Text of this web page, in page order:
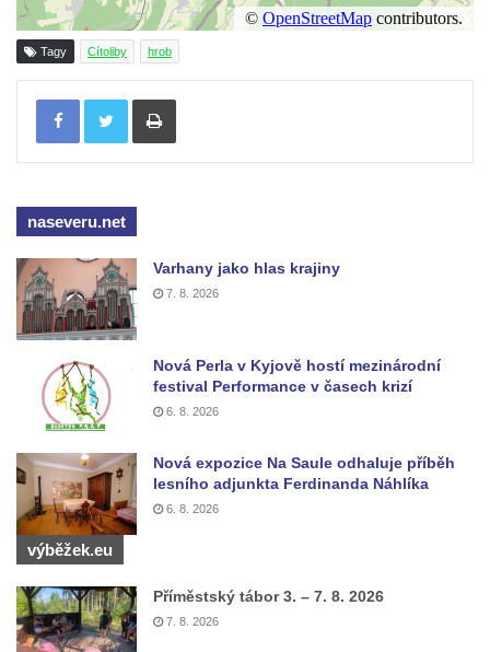
Hrob Aloise Podrábského na hřbitově v
Račicích
Pamětní deska Miroslava Švice na domě
čp. 43 v Lužci nad Vltavou
Pomník obětem 2. světové války v ulici 1.
máje v Lužci nad Vltavou
nad Vltavou
Hrob Vladislava Neumana v Hostíně u
Vojkovic
Pomník obětem válek před hřbitovem v
Kenotaf Václava Floriána na hřbitově v
Lužci nad Vltavou
Kenotaf Miloslava Švice na hřbitově v Lužci
nad Vltavou
Hrob Václava Kufnera na hřbitově v Lužci
nad Vltavou
v Lužci nad Vltavou
Pomník Ladislava Sedláčka a Karla Pelce u
Tagy Cítoliby hrob
Tisknout
naseveru.net
Varhany jako hlas krajiny
7. 8. 2026
Nová Perla v Kyjově hostí mezinárodní
festival Performance v časech krizí
6. 8. 2026
Nová expozice Na Saule odhaluje příběh
lesního adjunkta Ferdinanda Náhlíka
6. 8. 2026
výběžek.eu
Příměstský tábor 3. – 7. 8. 2026
7. 8. 2026